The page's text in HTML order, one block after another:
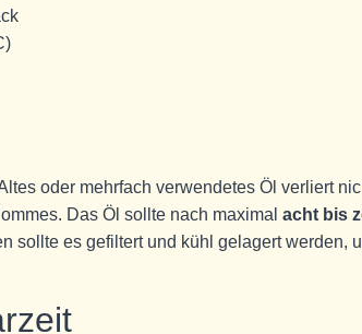
oder mehrfach verwendetes Öl verliert
Das Öl sollte nach maximal acht bis
sollte es gefiltert und kühl gelagert werden,